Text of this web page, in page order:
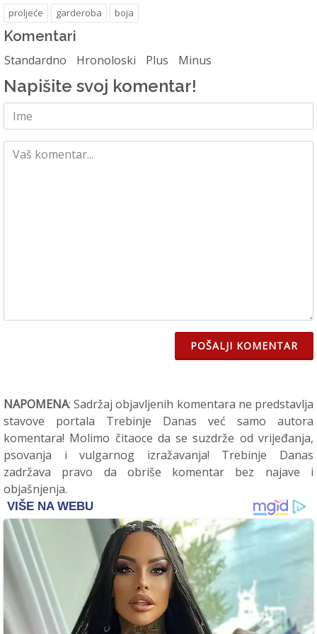
proljeće garderoba boja
Komentari
Standardno Hronoloski Plus Minus
Napišite svoj komentar!
POŠALJI KOMENTAR
NAPOMENA: Sadržaj objavljenih komentara ne predstavlja
stavove portala Trebinje Danas već samo autora
komentara! Molimo čitaoce da se suzdrže od vrijeđanja,
psovanja i vulgarnog izražavanja! Trebinje Danas
zadržava pravo da obriše komentar bez najave i
objašnjenja.